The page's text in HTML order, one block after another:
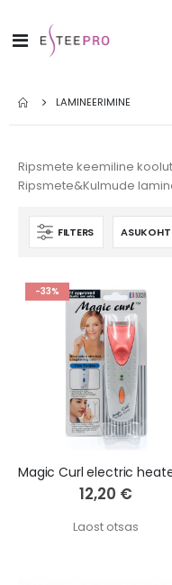
Toggle
Nav
LAMINEERIMINE
Ripsmete keemiline
Ripsmete&Kulmude
FILTERS
-33%
12,20 €
Laost otsas